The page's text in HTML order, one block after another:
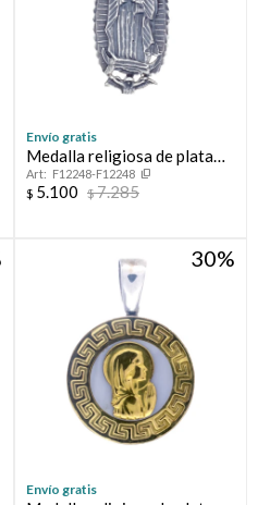
Envío gratis
Medalla religiosa de plata
925, GUADALUPE.
F12248-F12248
$ 5.100 $7.285
30
Envío gratis